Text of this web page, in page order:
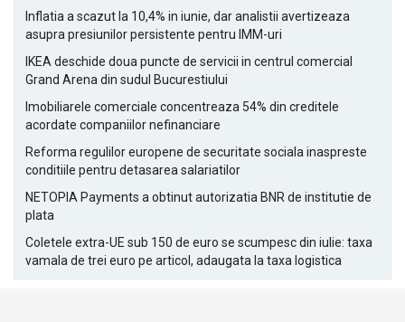
Inflatia a scazut la 10,4% in iunie, dar analistii avertizeaza
asupra presiunilor persistente pentru IMM-uri
IKEA deschide doua puncte de servicii in centrul comercial
Grand Arena din sudul Bucurestiului
Imobiliarele comerciale concentreaza 54% din creditele
acordate companiilor nefinanciare
Reforma regulilor europene de securitate sociala inaspreste
conditiile pentru detasarea salariatilor
NETOPIA Payments a obtinut autorizatia BNR de institutie de
plata
Coletele extra-UE sub 150 de euro se scumpesc din iulie: taxa
vamala de trei euro pe articol, adaugata la taxa logistica